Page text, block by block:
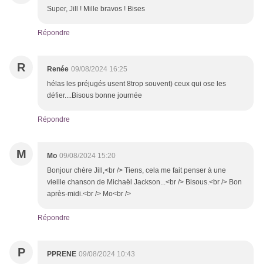
Super, Jill ! Mille bravos ! Bises
Répondre
R Renée 09/08/2024 16:25
hélas les préjugés usent 8trop souvent) ceux qui ose les
défier....Bisous bonne journée
Répondre
M Mo 09/08/2024 15:20
Bonjour chère Jill,<br /> Tiens, cela me fait penser à une
vieille chanson de Michaël Jackson...<br /> Bisous.<br /> Bon
après-midi.<br /> Mo<br />
Répondre
P PPRENE 09/08/2024 10:43